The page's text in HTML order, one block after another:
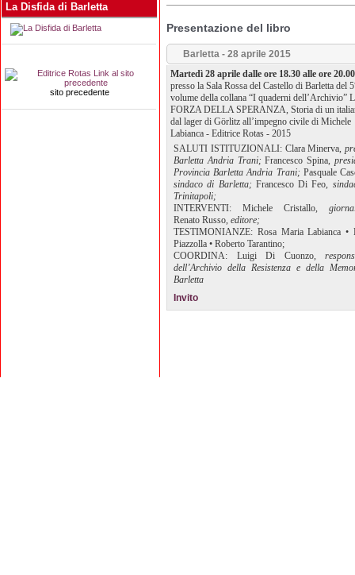
La Disfida di Barletta
sito precedente
Presentazione del libro
Barletta - 28 aprile 2015
Martedì 28 aprile dalle ore 18.30 alle ore 20.00
presso la Sala Rossa del Castello di Barletta del
volume della collana “I quaderni dell’Archivio”
FORZA DELLA SPERANZA, Storia di un
dal lager di Görlitz all’impegno civile di Michele
Labianca - Editrice Rotas - 2015
SALUTI ISTITUZIONALI: Clara Minerva,
Barletta Andria Trani;Francesco Spina,
Provincia Barletta Andria Trani; Pasquale
sindaco di Barletta; Francesco Di Feo,
Trinitapoli;
INTERVENTI: Michele Cristallo,
Renato Russo, editore;
TESTIMONIANZE: Rosa Maria Labianca •
Piazzolla • Roberto Tarantino;
COORDINA: Luigi Di Cuonzo,
dell’Archivio della Resistenza e della
Barletta
Invito